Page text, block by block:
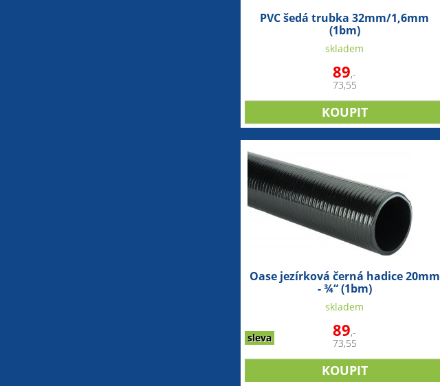
PVC šedá trubka 32mm/1,6mm
(1bm)
skladem
89,-
73,55
Oase jezírková černá hadice 20mm
- ¾“ (1bm)
sleva
skladem
89,-
73,55